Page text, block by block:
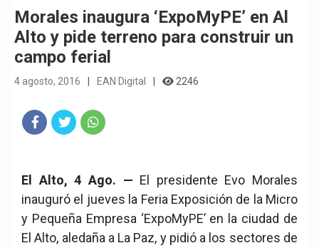
Morales inaugura ‘ExpoMyPE’ en Al
Alto y pide terreno para construir un
campo ferial
4 agosto, 2016 EAN Digital 2246
eb
ook
ter
tsA
pp
El Alto, 4 Ago. — El presidente Evo Morales
inauguró el jueves la Feria Exposición de la Micro
y Pequeña Empresa ‘ExpoMyPE’ en la ciudad de
El Alto, aledaña a La Paz, y pidió a los sectores de